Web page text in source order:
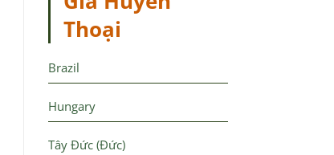
Thoại
Brazil
Hungary
Tây Đức (Đức)